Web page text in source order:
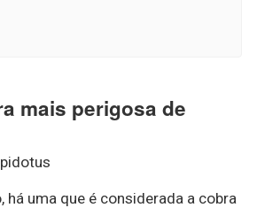
mais perigosa de
há uma que é considerada a cobra